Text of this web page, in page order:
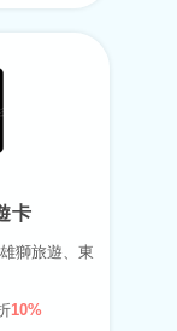
卡
獅旅遊、東
10%